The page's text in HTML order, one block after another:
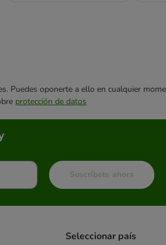
Puedes oponerte a ello en cualquier
protección de datos
Suscríbete ahora
Seleccionar país